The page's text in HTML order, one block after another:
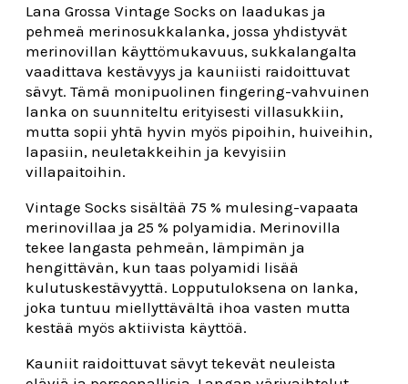
Lana Grossa Vintage Socks on laadukas ja
pehmeä merinosukkalanka, jossa yhdistyvät
merinovillan käyttömukavuus, sukkalangalta
vaadittava kestävyys ja kauniisti raidoittuvat
sävyt. Tämä monipuolinen fingering-vahvuinen
lanka on suunniteltu erityisesti villasukkiin,
mutta sopii yhtä hyvin myös pipoihin, huiveihin,
lapasiin, neuletakkeihin ja kevyisiin
villapaitoihin.
Vintage Socks sisältää 75 % mulesing-vapaata
merinovillaa ja 25 % polyamidia. Merinovilla
tekee langasta pehmeän, lämpimän ja
hengittävän, kun taas polyamidi lisää
kulutuskestävyyttä. Lopputuloksena on lanka,
joka tuntuu miellyttävältä ihoa vasten mutta
kestää myös aktiivista käyttöä.
Kauniit raidoittuvat sävyt tekevät neuleista